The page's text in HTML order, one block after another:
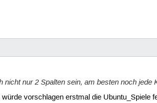
nicht nur 2 Spalten sein, am besten noch
vorschlagen erstmal die Ubuntu_Spiele